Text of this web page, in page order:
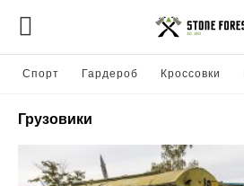
Спорт Гардероб Кроссовки
Грузовики